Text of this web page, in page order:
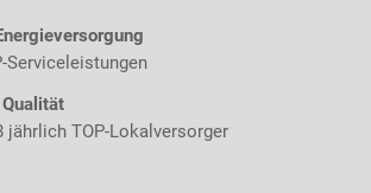
Serviceleistungen
jährlich TOP-Lokalversorger